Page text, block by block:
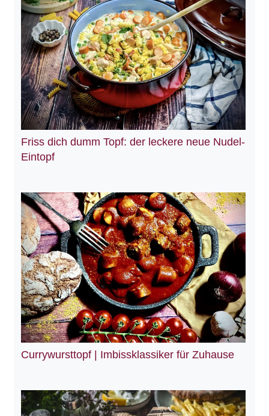
Friss dich dumm Topf: der leckere neue Nudel-
Eintopf
Currywursttopf | Imbissklassiker für Zuhause